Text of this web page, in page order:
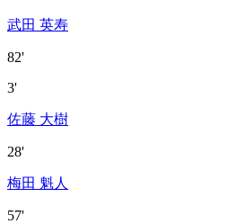
武田 英寿
82'
3'
佐藤 大樹
28'
梅田 魁人
57'